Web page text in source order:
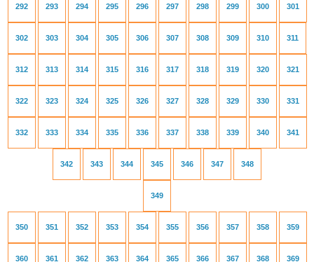
292 293 294 295 296 297 298 299 300 301
302 303 304 305 306 307 308 309 310 311
312 313 314 315 316 317 318 319 320 321
322 323 324 325 326 327 328 329 330 331
332 333 334 335 336 337 338 339 340 341
342 343 344 345 346 347 348
349
350 351 352 353 354 355 356 357 358 359
360 361 362 363 364 365 366 367 368 369